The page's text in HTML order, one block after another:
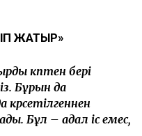
ЖАТЫР»
көптен бері
Бұрын да
Бұл – адал іс емес,